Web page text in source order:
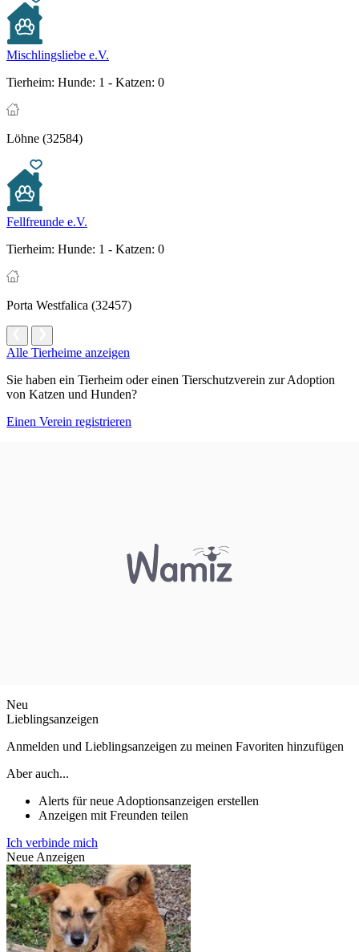
Mischlingsliebe e.V.
Tierheim: Hunde: 1 - Katzen: 0
Löhne (32584)
Fellfreunde e.V.
Tierheim: Hunde: 1 - Katzen: 0
Porta Westfalica (32457)
Alle Tierheime anzeigen
Sie haben ein Tierheim oder einen Tierschutzverein zur Adoption
von Katzen und Hunden?
Einen Verein registrieren
Neu
Lieblingsanzeigen
Anmelden und Lieblingsanzeigen zu meinen Favoriten hinzufügen
Aber auch...
Alerts für neue Adoptionsanzeigen erstellen
Anzeigen mit Freunden teilen
Ich verbinde mich
Neue Anzeigen